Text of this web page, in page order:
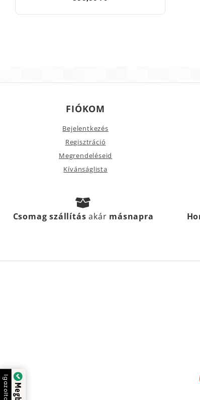
FIÓKOM
Bejelentkezés
Regisztráció
Megrendeléseid
Kívánságlista
Csomag szállításakár másnapra
Igazolta: